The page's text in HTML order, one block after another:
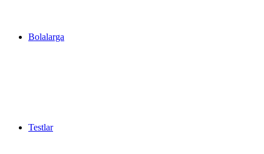
Bolalarga
Testlar